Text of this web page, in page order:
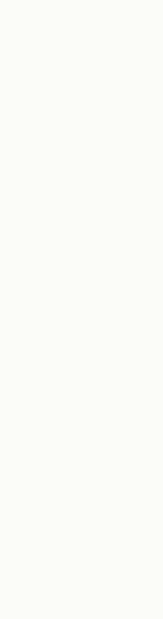
Accueil
Accueil Vélo
cyclistes en
Je
Recevez le
boîte mail
Mon adresse
Conditions